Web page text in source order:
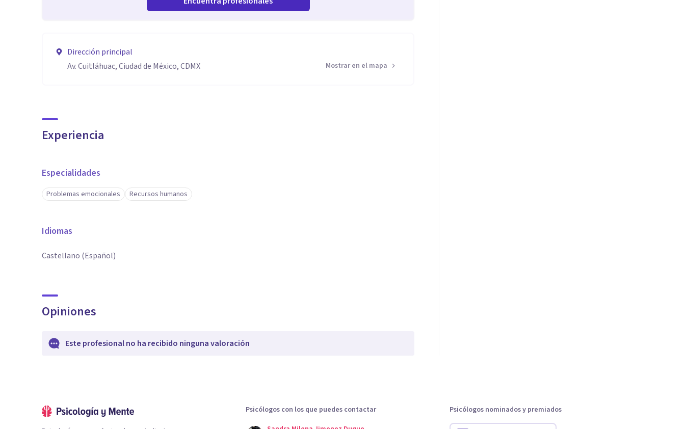
Dirección principal
Av. Cuitláhuac, Ciudad de México, CDMX
Mostrar en el mapa
Experiencia
Especialidades
Problemas emocionales Recursos humanos
Idiomas
Castellano (Español)
Opiniones
Este profesional no ha recibido ninguna valoración
Psicólogos con los que puedes contactar
Psicólogos nominados y premiados